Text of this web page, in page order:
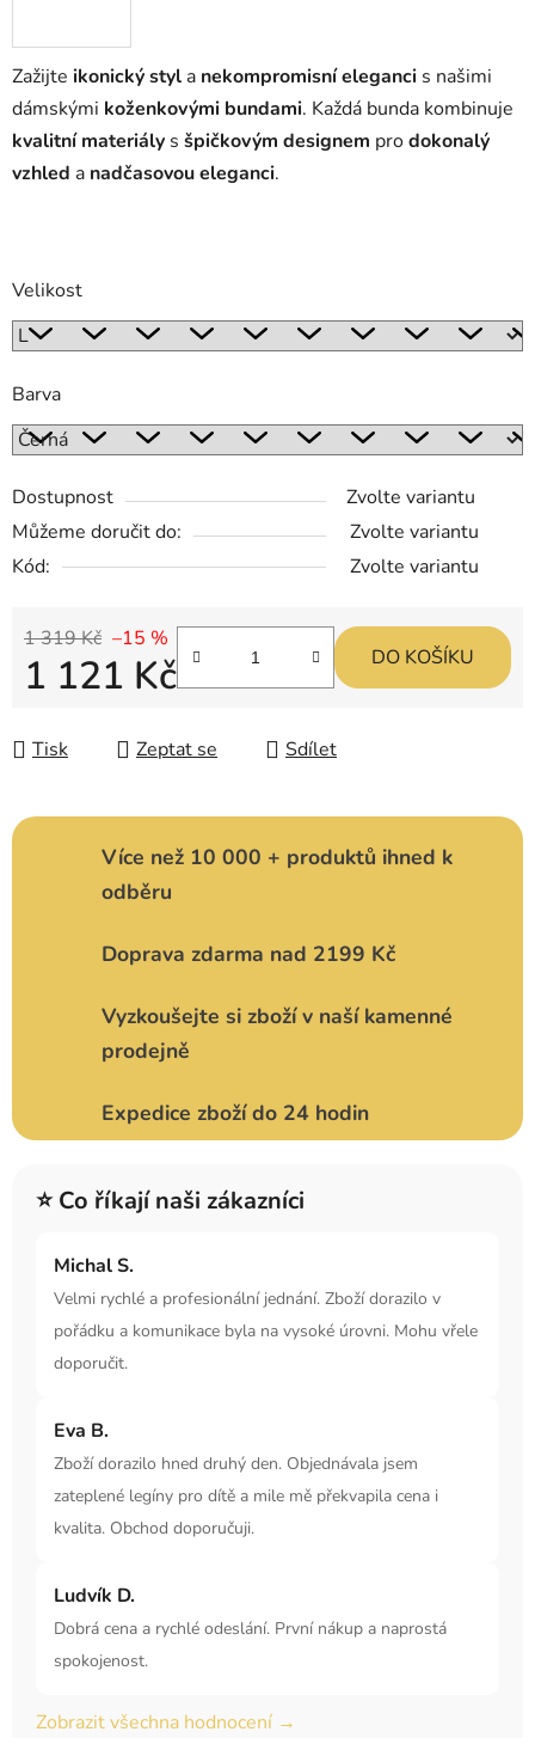
Zažijte ikonický styl a nekompromisní eleganci s našimi
dámskými koženkovými bundami. Každá bunda kombinuje
kvalitní materiály s špičkovým designem prodokonalý
vzhled a nadčasovou eleganci.
Velikost
Barva
Dostupnost
Zvolte variantu
Můžeme doručit do:
Zvolte variantu
Kód:
Zvolte variantu
1 319 Kč –15 %
1 121 Kč DO KOŠÍKU
Tisk Zeptat se Sdílet
Více než 10 000 + produktů ihned k
odběru
Doprava zdarma nad 2199 Kč
Vyzkoušejte si zboží v naší kamenné
prodejně
Expedice zboží do 24 hodin
⭐ Co říkají naši zákazníci
Michal S.
Velmi rychlé a profesionální jednání. Zboží dorazilo v
pořádku a komunikace byla na vysoké úrovni. Mohu vřele
doporučit.
Eva B.
Zboží dorazilo hned druhý den. Objednávala jsem
zateplené legíny pro dítě a mile mě překvapila cena i
kvalita. Obchod doporučuji.
Ludvík D.
Dobrá cena a rychlé odeslání. První nákup a naprostá
spokojenost.
Zobrazit všechna hodnocení →